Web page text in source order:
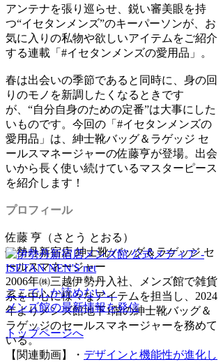
アンテナを張り巡らせ、鋭い審美眼を持
つ“イセタンメンズ”のキーパーソンが、お
気に入りの私物や欲しいアイテムをご紹介
する連載「#イセタンメンズの愛用品」。
春は出会いの季節であると同時に、身の回
りのモノを新調したくなるときです
が、“自分自身のための定番”は大事にした
いものです。今回の「#イセタンメンズの
愛用品」は、紳士靴バッグ＆ラゲッジ セ
ールスマネージャーの佐藤亨が登場。出会
いから長く使い続けているマスターピース
を紹介します！
プロフィール
佐藤 亨（さとう とおる）
伊勢丹新宿店 紳士靴/バッグ＆ラゲッジ セ
ールスマネージャー
2006年㈱三越伊勢丹入社、メンズ館で雑貨
系を中心に様々なアイテムを担当し、2024
年よりメンズ館地下1階の紳士靴バッグ＆
ラゲッジのセールスマネージャーを務めて
いる。
【関連動画】・ デザインと機能性が進化し
ここでしか読めない、
メンズ館の最新情報を発信
トップページへ